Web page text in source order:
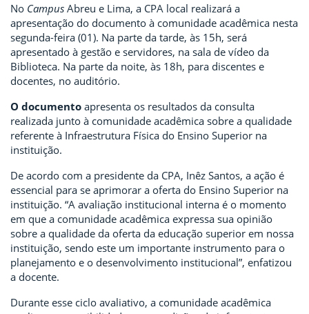
No Campus Abreu e Lima, a CPA local realizará a
apresentação do documento à comunidade acadêmica nesta
segunda-feira (01). Na parte da tarde, às 15h, será
apresentado à gestão e servidores, na sala de vídeo da
Biblioteca. Na parte da noite, às 18h, para discentes e
docentes, no auditório.
O documento apresenta os resultados da consulta
realizada junto à comunidade acadêmica sobre a qualidade
referente à Infraestrutura Física do Ensino Superior na
instituição.
De acordo com a presidente da CPA, Inêz Santos, a ação é
essencial para se aprimorar a oferta do Ensino Superior na
instituição. “A avaliação institucional interna é o momento
em que a comunidade acadêmica expressa sua opinião
sobre a qualidade da oferta da educação superior em nossa
instituição, sendo este um importante instrumento para o
planejamento e o desenvolvimento institucional”, enfatizou
a docente.
Durante esse ciclo avaliativo, a comunidade acadêmica